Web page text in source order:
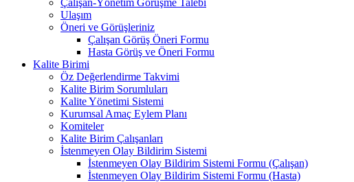
Ulaşım
Öneri ve Görüşleriniz
Çalışan Görüş Öneri Formu
Hasta Görüş ve Öneri Formu
Kalite Birimi
Öz Değerlendirme Takvimi
Kalite Birim Sorumluları
Kalite Yönetimi Sistemi
Kurumsal Amaç Eylem Planı
Komiteler
Kalite Birim Çalışanları
İstenmeyen Olay Bildirim Sistemi
İstenmeyen Olay Bildirim Sistemi Formu (Çalışan)
İstenmeyen Olay Bildirim Sistemi Formu (Hasta)